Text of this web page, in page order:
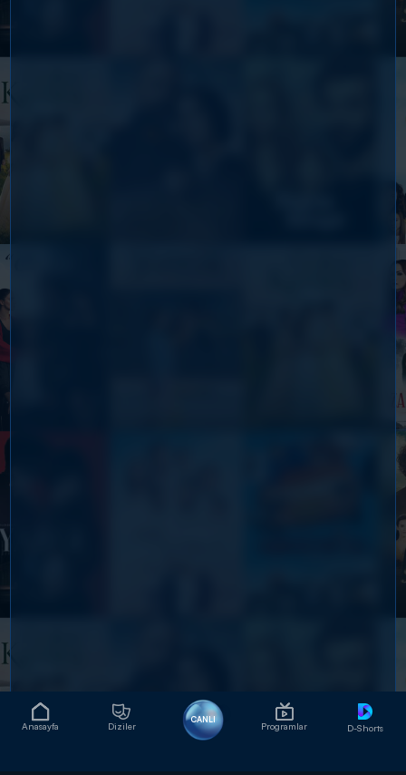
Anasayfa Diziler
CANLI
Programlar D-Shorts